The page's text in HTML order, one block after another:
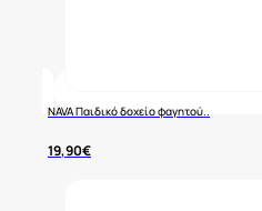
NAVA Παιδικό δοχείο φαγητού..
19,90€